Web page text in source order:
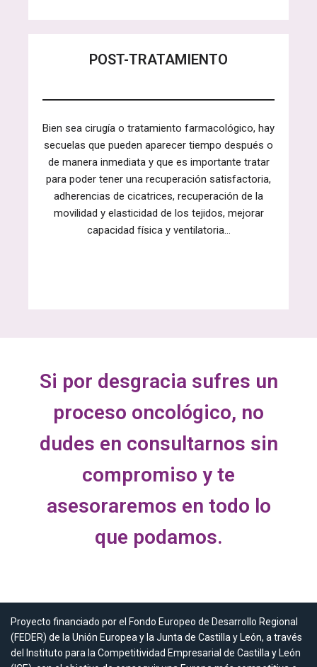
POST-TRATAMIENTO
Bien sea cirugía o tratamiento farmacológico, hay
secuelas que pueden aparecer tiempo después o
de manera inmediata y que es importante tratar
para poder tener una recuperación satisfactoria,
adherencias de cicatrices, recuperación de la
movilidad y elasticidad de los tejidos, mejorar
capacidad física y ventilatoria…
Si por desgracia sufres un
proceso oncológico, no
dudes en consultarnos sin
compromiso y te
asesoraremos en todo lo
que podamos.
Proyecto financiado por el Fondo Europeo de Desarrollo Regional
(FEDER) de la Unión Europea y la Junta de Castilla y León, a través
del Instituto para la Competitividad Empresarial de Castilla y León